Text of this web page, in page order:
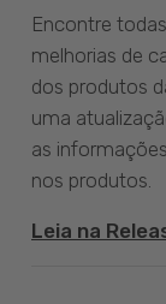
Encontre
melhorias de
dos produtos
uma
as
nos produtos.
Leia na